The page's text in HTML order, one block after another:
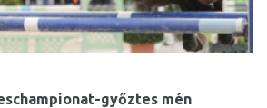
győztes mén